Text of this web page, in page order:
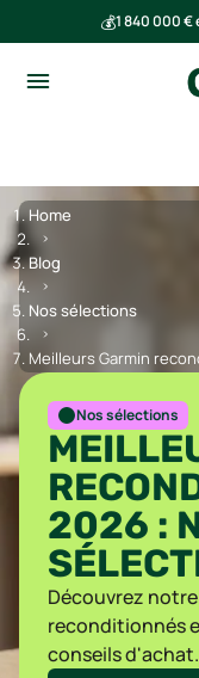
💰1 840 000
Home
Blog
Nos sélections
Meilleurs Garmin
Nos sélections
2026 :
Découvrez
reconditionnés
conseils d'achat.